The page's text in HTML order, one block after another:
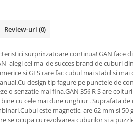
Review-uri (0)
surprinzatoare continua! GAN face
alegi cel mai de succes brand de cuburi
si GES care fac cubul mai stabil si
design tip fagure pe punctele de
o senzatie mai fina.GAN 356 R S are
cu cele mai dure unghiuri. Suprafata de
este magnetic, are 62 mm si 50
se ocupa cu rezolvarea cuburilor si a